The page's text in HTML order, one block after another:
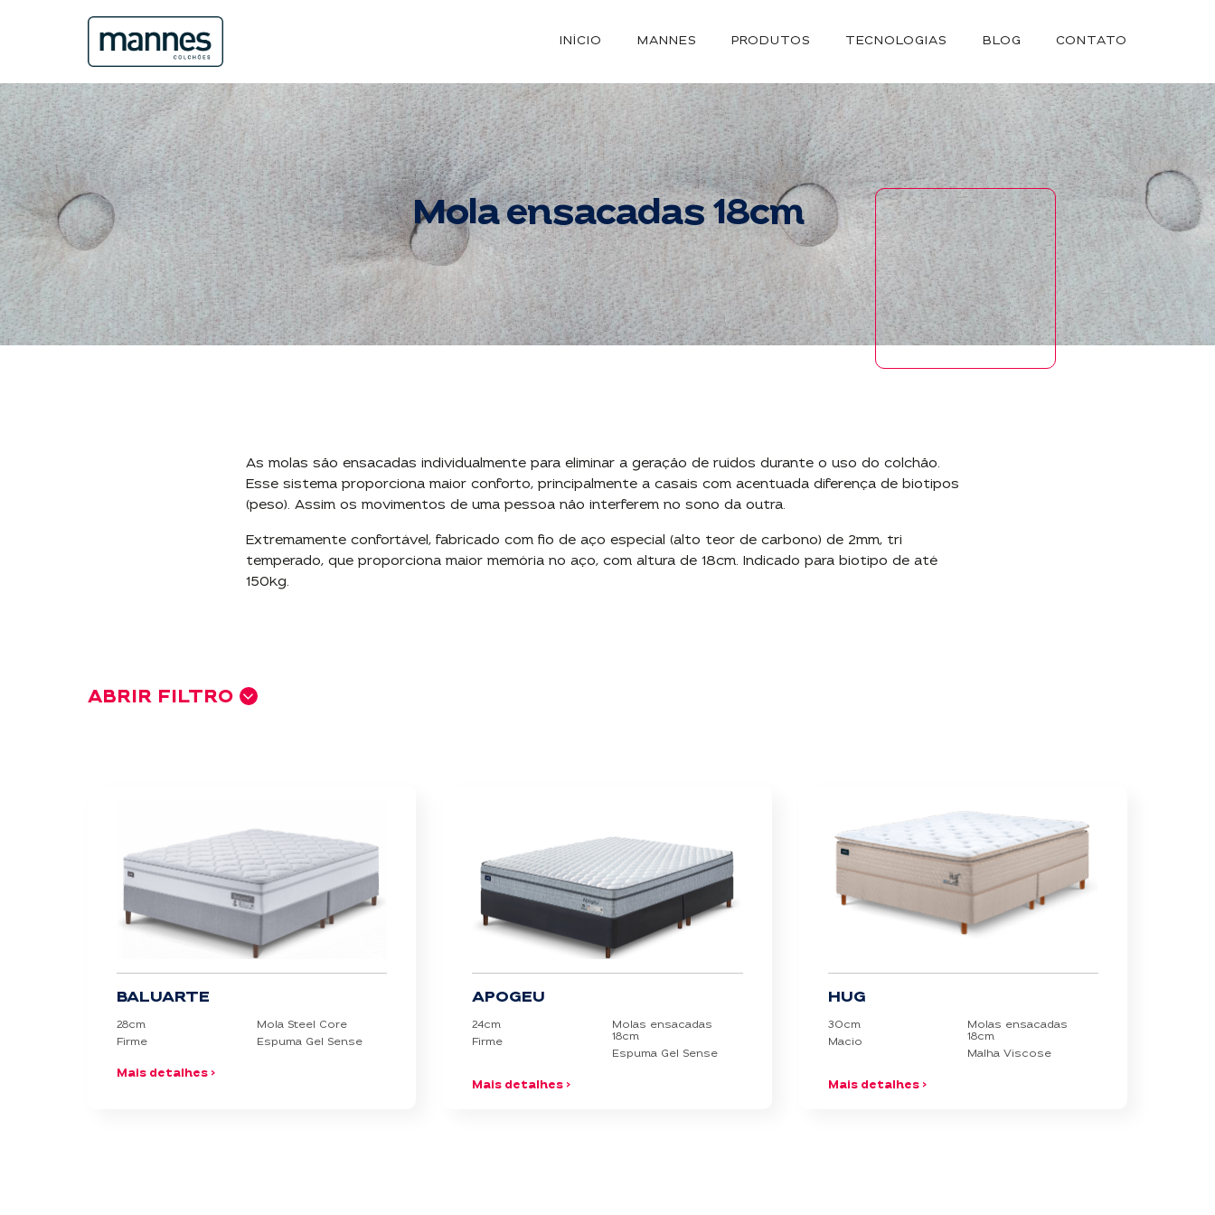
INÍCIO MANNES PRODUTOS TECNOLOGIAS BLOG CONTATO
Mola ensacadas 18cm
Tecido 100% Poliéster
Tecido Suede
Double Side
Pillow Flat Top
Pillow In
Turn Free
Homologado
Suporte
Bebês e crianças de até 3 anos
Molas Miracoil
Conforto
Extra Firme
Firme
Intermediário
Macio
Altura
As molas são ensacadas individualmente para eliminar a geração de ruídos durante o uso do colchão.
Esse sistema proporciona maior conforto, principalmente a casais com acentuada diferença de biotipos
(peso). Assim os movimentos de uma pessoa não interferem no sono da outra.
Extremamente confortável, fabricado com fio de aço especial (alto teor de carbono) de 2mm, tri
temperado, que proporciona maior memória no aço, com altura de 18cm. Indicado para biotipo de até
150kg.
ABRIR FILTRO
BALUARTE
28cm
Firme
Mola Steel Core
Espuma Gel Sense
Mais detalhes >
APOGEU
24cm
Firme
Molas ensacadas
18cm
Espuma Gel Sense
Mais detalhes >
HUG
30cm
Macio
Molas ensacadas
18cm
Malha Viscose
Mais detalhes >